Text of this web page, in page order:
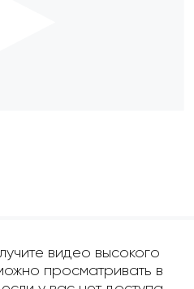
видео высокого
просматривать в